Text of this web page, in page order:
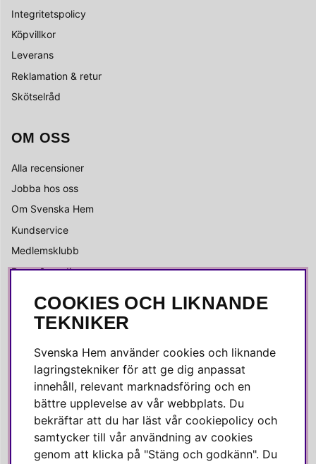
Integritetspolicy
Köpvillkor
Leverans
Reklamation & retur
Skötselråd
OM OSS
Alla recensioner
Jobba hos oss
Om Svenska Hem
Kundservice
Medlemsklubb
Press & media
SOCIALA MEDIER
Instagram
Linkedin
Pinterest
COOKIES OCH LIKNANDE
TEKNIKER
Svenska Hem använder cookies och liknande
lagringstekniker för att ge dig anpassat
innehåll, relevant marknadsföring och en
bättre upplevelse av vår webbplats. Du
bekräftar att du har läst vår cookiepolicy och
samtycker till vår användning av cookies
genom att klicka på "Stäng och godkänn". Du